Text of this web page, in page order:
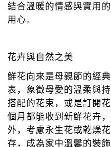
結合溫暖的情感與實用
用心。
花卉與自然之美
鮮花向來是母親節的經
表，象徵母愛的溫柔與
搭配的花束，或是訂閱
個月都能收到新鮮花卉
外，考慮永生花或乾燥
存，成為家中溫馨的裝飾